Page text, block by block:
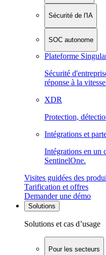
Sécurité de l'IA
SOC autonome
Plateforme
Sécurité
réponse à la
XDR
Protection,
Intégrations et
Intégrations en un
SentinelOne.
Visites guidées des
Tarification et offres
Demander une démo
Solutions
Solutions et cas d’usage
Pour les secteurs